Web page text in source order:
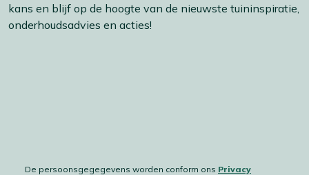
kans en blijf op de hoogte van de nieuwste tuininspiratie,
onderhoudsadvies en acties!
De persoonsgegegevens worden conform ons Privacy